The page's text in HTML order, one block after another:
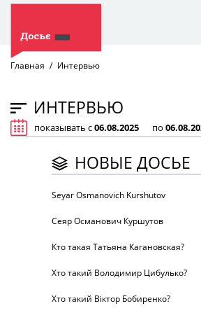
Главная Интервью
ИНТЕРВЬЮ
показывать с по
НОВЫЕ ДОСЬЕ
Seyar Osmanovich Kurshutov
Сеяр Османович Куршутов
Кто такая Татьяна Кагановская?
Хто такий Володимир Цибулько?
Хто такий Віктор Бобиренко?